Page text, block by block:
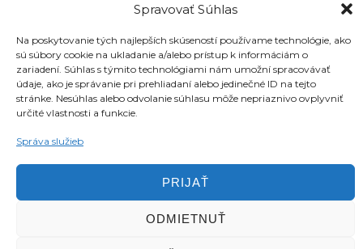
Spravovať Súhlas
Na poskytovanie tých najlepších skúseností používame technológie, ako
sú súbory cookie na ukladanie a/alebo prístup k informáciám o
zariadení. Súhlas s týmito technológiami nám umožní spracovávať
údaje, ako je správanie pri prehliadaní alebo jedinečné ID na tejto
stránke. Nesúhlas alebo odvolanie súhlasu môže nepriaznivo ovplyvniť
určité vlastnosti a funkcie.
Správa služieb
PRIJAŤ
ODMIETNUŤ
Informácie